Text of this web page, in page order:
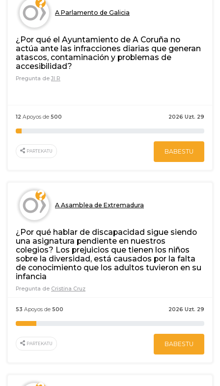
A Parlamento de Galicia
¿Por qué el Ayuntamiento de A Coruña no
actúa ante las infracciones diarias que generan
atascos, contaminación y problemas de
accesibilidad?
Pregunta de JI R
2026 Uzt. 29
12 Apoyos de 500
PARTEKATU BABESTU
A Asamblea de Extremadura
¿Por qué hablar de discapacidad sigue siendo
una asignatura pendiente en nuestros
colegios? Los prejuicios que tienen los niños
sobre la diversidad, está causados por la falta
de conocimiento que los adultos tuvieron en su
infancia
Pregunta de Cristina Cruz
2026 Uzt. 29
53 Apoyos de 500
PARTEKATU BABESTU